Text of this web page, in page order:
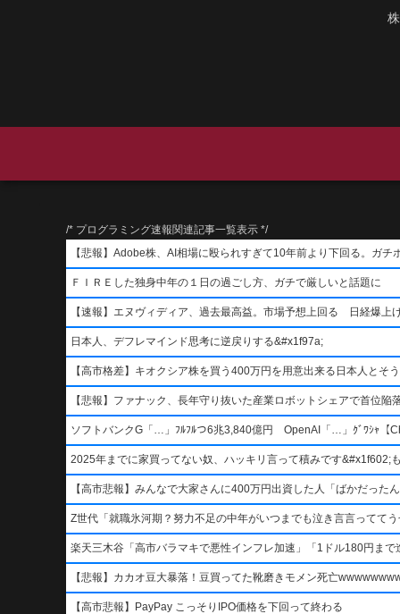
/* プログラミング速報関連記事一覧表示 */
【悲報】Adobe株、AI相場に殴られすぎて10年前より下回る。ガチ
ＦＩＲＥした独身中年の１日の過ごし方、ガチで厳しいと話題に
【速報】エヌヴィディア、過去最高益。市場予想上回る 日経爆上
日本人、デフレマインド思考に逆戻りする&#x1f97a;
【高市格差】キオクシア株を買う400万円を用意出来る日本人とそ
【悲報】ファナック、長年守り抜いた産業ロボットシェアで首位
ソフトバンクG「…」ﾌﾙﾌﾙつ6兆3,840億円 OpenAI「…」ｸﾞﾜｼｬ【
2025年までに家買ってない奴、ハッキリ言って積みです
【高市悲報】みんなで大家さんに400万円出資した人「ばかだった
Z世代「就職氷河期？努力不足の中年がいつまでも泣き言言ってて
楽天三木谷「高市バラマキで悪性インフレ加速」「1ドル180円ま
【悲報】カカオ豆大暴落！豆買ってた靴磨きモメン死亡
【高市悲報】PayPay こっそりIPO価格を下回って終わる